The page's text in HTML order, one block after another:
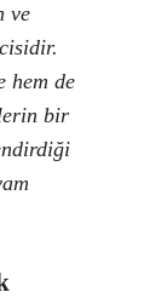
ve
hem de
bir